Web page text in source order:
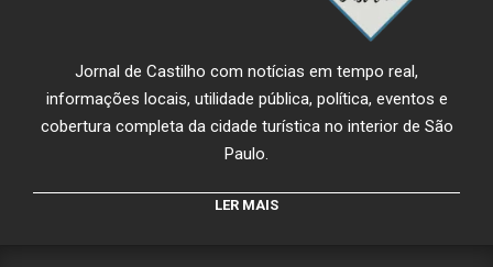
Jornal de Castilho com notícias em tempo real,
informações locais, utilidade pública, política, eventos e
cobertura completa da cidade turística no interior de São
Paulo.
LER MAIS